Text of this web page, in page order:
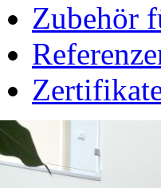
Zubehör